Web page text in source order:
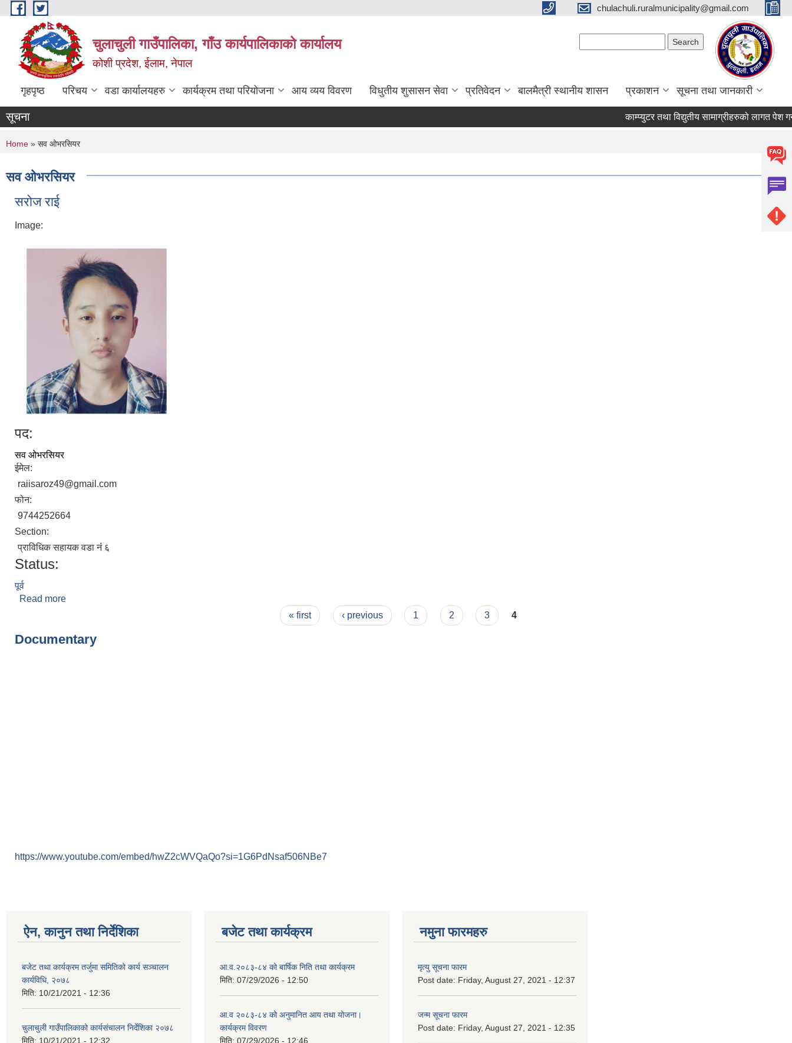
Skip to main content chulachuli.ruralmunicipality@gmail.com
चुलाचुली गाउँपालिका, गाँउ कार्यपालिकाको कार्यालय
कोशी प्रदेश, ईलाम, नेपाल
गृहपृष्ठ परिचय वडा कार्यालयहरु कार्यक्रम तथा परियोजना आय व्यय विवरण विधुतीय शुसासन सेवा प्रतिवेदन बालमैत्री स्थानीय शासन प्रकाशन सूचना तथा जानकारी
सूचना काम्प्युटर तथा विद्युतीय सामाग्रीहरुको लागत पेश गर्ने
You are here
Home » सव ओभरसियर
सव ओभरसियर
सरोज राई
Image:
पद:
सव ओभरसियर
ईमेल:
raiisaroz49@gmail.com
फोन:
9744252664
Section:
प्राविधिक सहायक वडा नंं ६
Status:
पूर्व
Read more
« first ‹ previous 1 2 3 4
Documentary
https://www.youtube.com/embed/hwZ2cWVQaQo?si=1G6PdNsaf506NBe7
ऐन, कानुन तथा निर्देशिका
बजेट तथा कार्यक्रम तर्जुमा समितिको कार्य सञ्चालन
कार्यविधि, २०७८
मिति: 10/21/2021 - 12:36
चुलाचुली गाउँपालिकाको कार्यसंचालन निर्देशिका २०७८
मिति: 10/21/2021 - 12:32
बजेट तथा कार्यक्रम
आ.व.२०८३-८४ को बार्षिक निति तथा कार्यक्रम
मिति: 07/29/2026 - 12:50
आ.व २०८३-८४ को अनुमानित आय तथा योजना।
कार्यक्रम विवरण
मिति: 07/29/2026 - 12:46
नमुना फारमहरु
मृत्यु सूचना फारम
Post date: Friday, August 27, 2021 - 12:37
जन्म सूचना फारम
Post date: Friday, August 27, 2021 - 12:35